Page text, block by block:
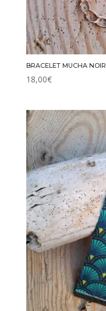
BRACELET MUCHA NOIR
18,00€